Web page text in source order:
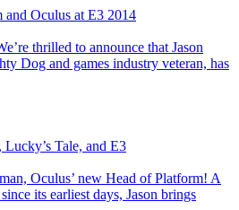
and Oculus at E3 2014
thrilled to announce that Jason
Dog and games industry veteran, has
Tale, and E3
Oculus’ new Head of Platform! A
its earliest days, Jason brings